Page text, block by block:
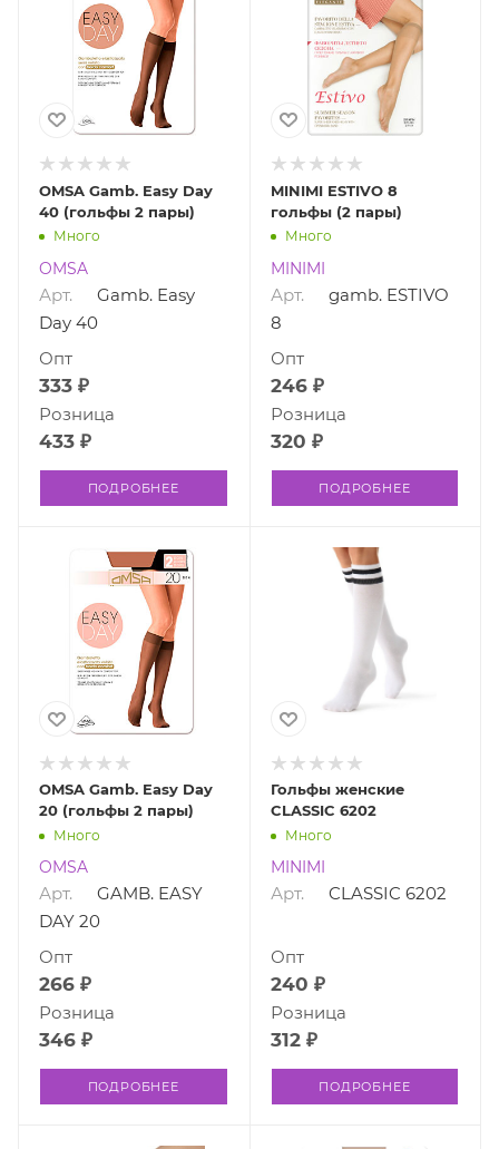
OMSA Gamb. Easy Day
40 (гольфы 2 пары)
Много
OMSA
Арт.
Gamb. Easy
Day 40
333 ₽
Опт
433 ₽
Розница
ПОДРОБНЕЕ
MINIMI ESTIVO 8
гольфы (2 пары)
Много
MINIMI
Арт.
gamb. ESTIVO
8
246 ₽
Опт
320 ₽
Розница
ПОДРОБНЕЕ
OMSA Gamb. Easy Day
20 (гольфы 2 пары)
Много
OMSA
Арт.
GAMB. EASY
DAY 20
266 ₽
Опт
346 ₽
Розница
ПОДРОБНЕЕ
Гольфы женские
CLASSIC 6202
Много
MINIMI
Арт. CLASSIC 6202
240 ₽
Опт
312 ₽
Розница
ПОДРОБНЕЕ